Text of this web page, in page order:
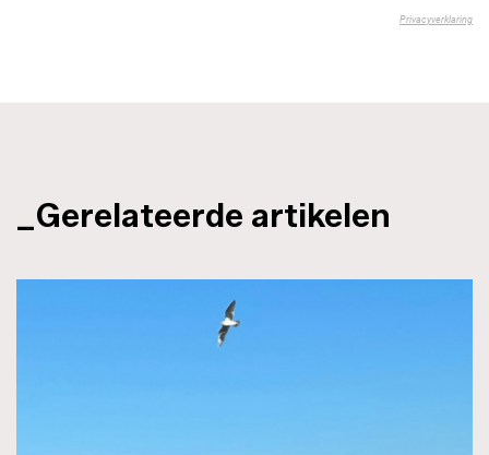
_Gerelateerde artikelen